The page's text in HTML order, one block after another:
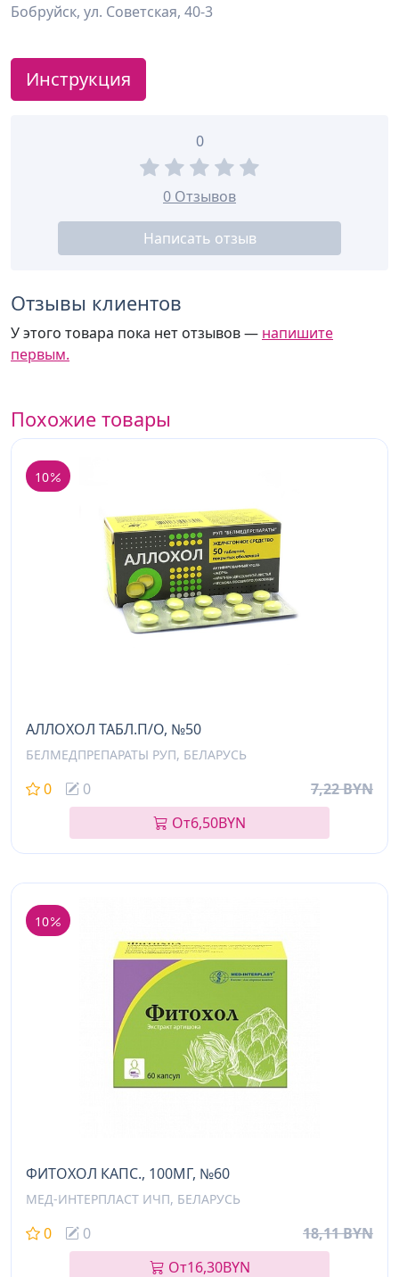
Бобруйск, ул. Советская, 40-3
Инструкция
0
0 Отзывов
Написать отзыв
Отзывы клиентов
У этого товара пока нет отзывов — напишите
первым.
Похожие товары
10
АЛЛОХОЛ ТАБЛ.П/О, №50
БЕЛМЕДПРЕПАРАТЫ РУП, БЕЛАРУСЬ
0 0
7,22 BYN
От6,50BYN
10
ФИТОХОЛ КАПС., 100МГ, №60
МЕД-ИНТЕРПЛАСТ ИЧП, БЕЛАРУСЬ
0 0
18,11 BYN
От16,30BYN